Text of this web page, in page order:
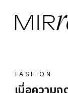
FASHION
เมื่อความก